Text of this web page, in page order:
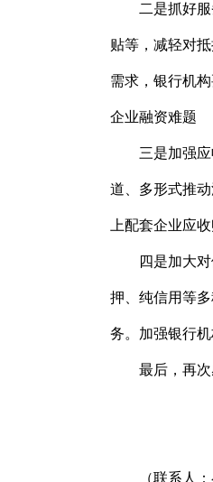
二是抓好
贴等，减轻对
需求，银行机
企业融资难题
三是加强
道、多形式推
上配套企业应
四是加大
押、纯信用等
务。加强银行
最后，再
（联系人